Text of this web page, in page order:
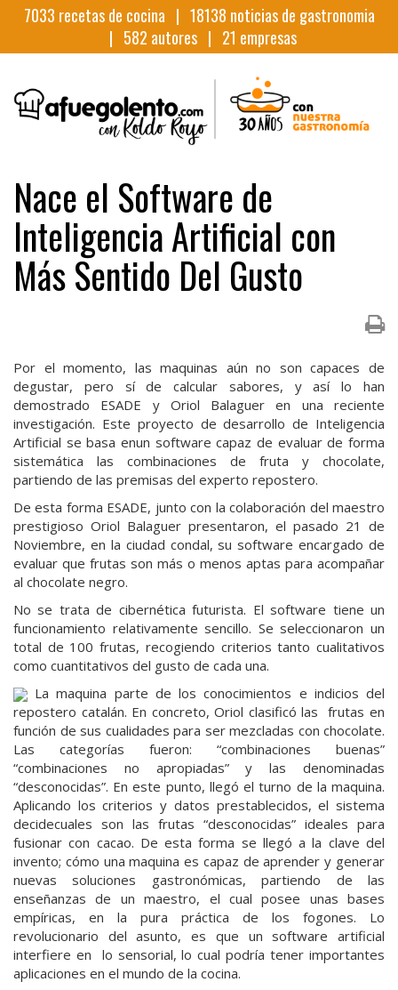
7033 recetas de cocina | 18138 noticias de gastronomia
| 582 autores | 21 empresas
Nace el Software de
Inteligencia Artificial con
Más Sentido Del Gusto
Por el momento, las maquinas aún no son capaces de
degustar, pero sí de calcular sabores, y así lo han
demostrado ESADE y Oriol Balaguer en una reciente
investigación. Este proyecto de desarrollo de Inteligencia
Artificial se basa enun software capaz de evaluar de forma
sistemática las combinaciones de fruta y chocolate,
partiendo de las premisas del experto repostero.
De esta forma ESADE, junto con la colaboración del maestro
prestigioso Oriol Balaguer presentaron, el pasado 21 de
Noviembre, en la ciudad condal, su software encargado de
evaluar que frutas son más o menos aptas para acompañar
al chocolate negro.
No se trata de cibernética futurista. El software tiene un
funcionamiento relativamente sencillo. Se seleccionaron un
total de 100 frutas, recogiendo criterios tanto cualitativos
como cuantitativos del gusto de cada una.
La maquina parte de los conocimientos e indicios del
repostero catalán. En concreto, Oriol clasificó las frutas en
función de sus cualidades para ser mezcladas con chocolate.
Las categorías fueron: “combinaciones buenas”
“combinaciones no apropiadas” y las denominadas
“desconocidas”. En este punto, llegó el turno de la maquina.
Aplicando los criterios y datos prestablecidos, el sistema
decidecuales son las frutas “desconocidas” ideales para
fusionar con cacao. De esta forma se llegó a la clave del
invento; cómo una maquina es capaz de aprender y generar
nuevas soluciones gastronómicas, partiendo de las
enseñanzas de un maestro, el cual posee unas bases
empíricas, en la pura práctica de los fogones. Lo
revolucionario del asunto, es que un software artificial
interfiere en lo sensorial, lo cual podría tener importantes
aplicaciones en el mundo de la cocina.